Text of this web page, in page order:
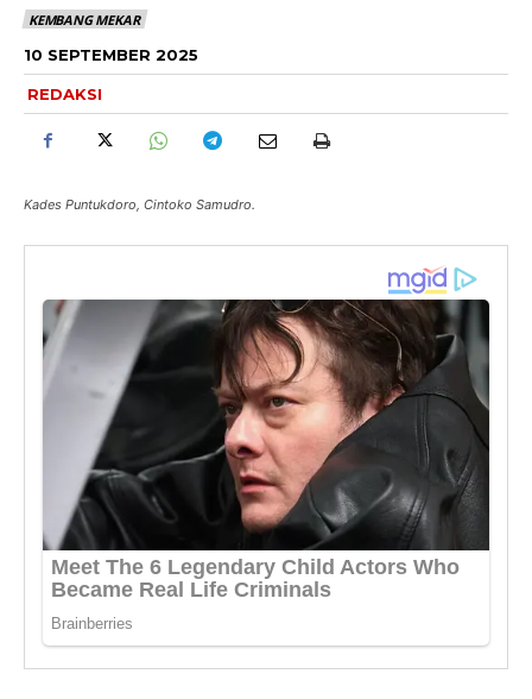
KEMBANG MEKAR
10 SEPTEMBER 2025
REDAKSI
Kades Puntukdoro, Cintoko Samudro.